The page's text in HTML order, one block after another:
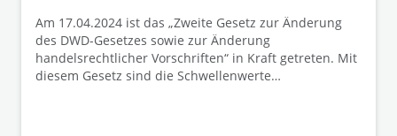
Am 17.04.2024 ist das „Zweite Gesetz zur Änderung
des DWD-Gesetzes sowie zur Änderung
handelsrechtlicher Vorschriften“ in Kraft getreten. Mit
diesem Gesetz sind die Schwellenwerte